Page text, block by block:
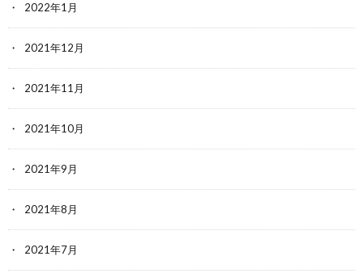
2022年1月
2021年12月
2021年11月
2021年10月
2021年9月
2021年8月
2021年7月